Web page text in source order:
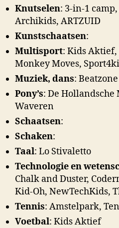
Knutselen: 3-in-1
Archikids, ARTZUID
Kunstschaatsen:
Multisport: Kids
Monkey Moves,
Muziek, dans: Beatzone
Pony’s: De Hollandsche
Waveren
Schaatsen:
Schaken:
Taal: Lo Stivaletto
Technologie en
Chalk and Duster,
Kid-Oh, NewTechKids,
Tennis: Amstelpark,
Voetbal: Kids Aktief